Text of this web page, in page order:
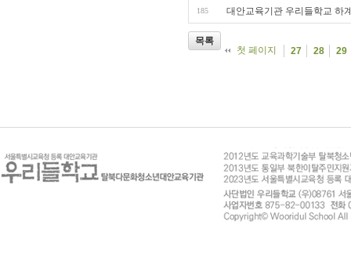
185 대안교육기관 우리들학교 하
목록
첫 페이지
27 28 29